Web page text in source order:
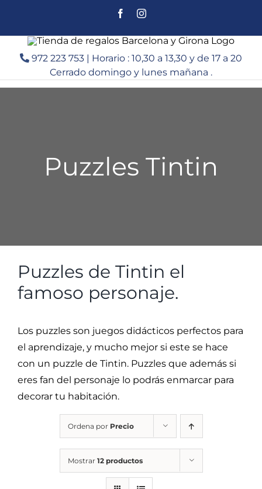
contenido
FacebookInstagram
972 223 753 | Horario : 10,30 a 13,30 y de 17 a 20
Cerrado domingo y lunes mañana .
Puzzles Tintin
Puzzles de Tintin el
famoso personaje.
Los puzzles son juegos didácticos perfectos para
el aprendizaje, y mucho mejor si este se hace
con un puzzle de Tintin. Puzzles que además si
eres fan del personaje lo podrás enmarcar para
decorar tu habitación.
Ordena por Precio
Mostrar 12 productos